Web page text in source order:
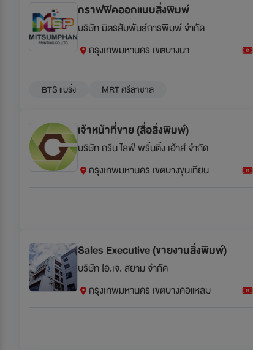
กราฟฟิคออกแบบสิ่งพิมพ์
บริษัท มิตรสัมพันธ์การพิมพ์ จำกัด
กรุงเทพมหานคร เขตบางนา
BTS แบริ่ง MRT ศรีลาซาล
เจ้าหน้าที่ขาย (สื่อสิ่งพิมพ์)
บริษัท กรีน ไลฟ์ พริ้นติ้ง เฮ้าส์ จำกัด
กรุงเทพมหานคร เขตบางขุนเทียน
Sales Executive (ขายงานสิ่งพิมพ์)
บริษัท ไอ.เจ. สยาม จำกัด
กรุงเทพมหานคร เขตบางคอแหลม